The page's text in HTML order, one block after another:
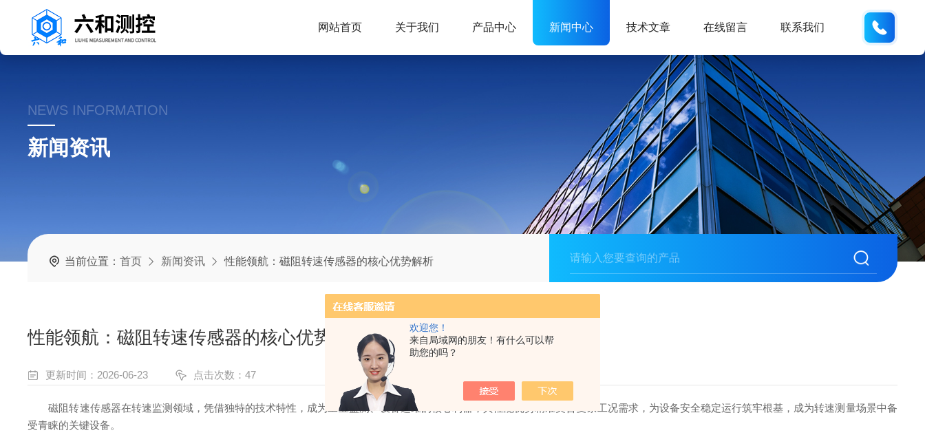
欢迎您！
来自局域网的朋友！有什么可以帮
助您的吗？
网站首页 关于我们 产品中心 新闻中心 技术文章 在线留言 联系我们
NEWS INFORMATION
新闻资讯
当前位置：首页 新闻资讯 性能领航：磁阻转速传感器的核心优势解析
性能领航：磁阻转速传感器的核心优势解析
更新时间：2026-06-23 点击次数：47
磁阻转速传感器在转速监测领域，凭借独特的技术特性，成为工业监测、设备运维的核心利器，其性能优势精准契合复杂工况需求，为设备安全稳定运行筑牢根基，成为转速测量场景中备
受青睐的关键设备。